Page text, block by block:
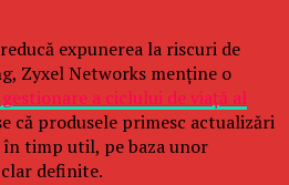
expunerea la riscuri de
Zyxel Networks menține o
gestionare a ciclului de viață al
că produsele primesc actualizări
în timp util, pe baza unor
definite.